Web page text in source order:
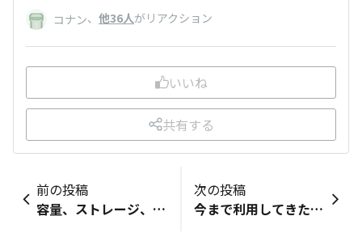
コナン、 他36人がリアクション
いいね
共有する
前の投稿
容量、ストレージ、すぐ端末本体が熱を持つ
次の投稿
今まで利用してきたTORQUE...？